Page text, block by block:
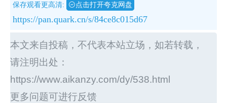
保存观看更高清:
点击打开夸克网盘
https://pan.quark.cn/s/84ce8c015d67
本文来自投稿，不代表本站立场，如若转载，
请注明出处：
https://www.aikanzy.com/dy/538.html
更多问题可进行反馈